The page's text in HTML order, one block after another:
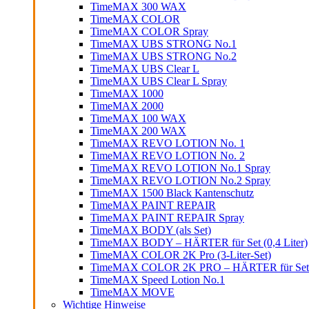
TimeMAX 300 WAX
TimeMAX COLOR
TimeMAX COLOR Spray
TimeMAX UBS STRONG No.1
TimeMAX UBS STRONG No.2
TimeMAX UBS Clear L
TimeMAX UBS Clear L Spray
TimeMAX 1000
TimeMAX 2000
TimeMAX 100 WAX
TimeMAX 200 WAX
TimeMAX REVO LOTION No. 1
TimeMAX REVO LOTION No. 2
TimeMAX REVO LOTION No.1 Spray
TimeMAX REVO LOTION No.2 Spray
TimeMAX 1500 Black Kantenschutz
TimeMAX PAINT REPAIR
TimeMAX PAINT REPAIR Spray
TimeMAX BODY (als Set)
TimeMAX BODY – HÄRTER für Set (0,4 Liter)
TimeMAX COLOR 2K Pro (3-Liter-Set)
TimeMAX COLOR 2K PRO – HÄRTER für
TimeMAX Speed Lotion No.1
TimeMAX MOVE
Wichtige Hinweise